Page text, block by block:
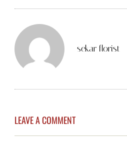
sekar florist
LEAVE A COMMENT